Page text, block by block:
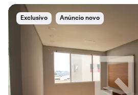
Exclusivo Anúncio novo